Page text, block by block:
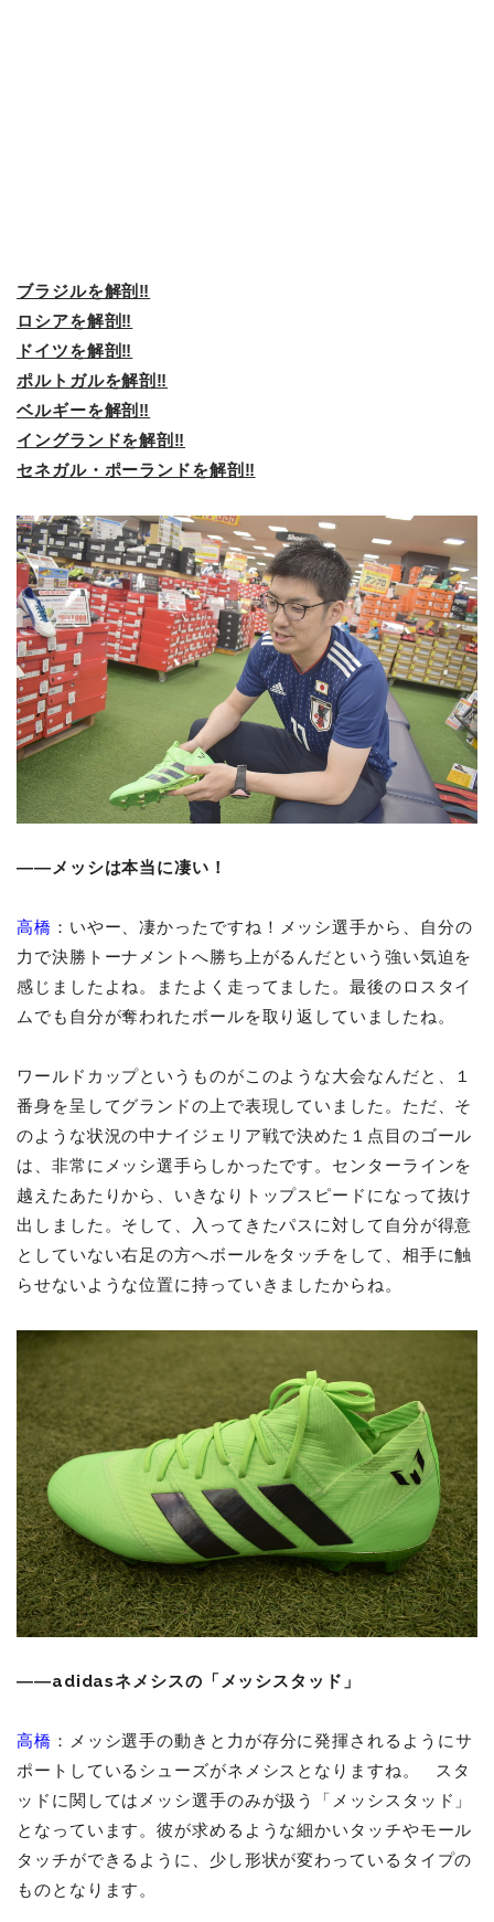
ブラジルを解剖‼︎
ロシアを解剖‼︎
ドイツを解剖‼
ポルトガルを解剖‼
ベルギーを解剖‼
イングランドを解剖‼
セネガル・ポーランドを解剖‼
――メッシは本当に凄い！
高橋 ：いやー、凄かったですね！メッシ選手から、自分の
力で決勝トーナメントへ勝ち上がるんだという強い気迫を
感じましたよね。またよく走ってました。最後のロスタイ
ムでも自分が奪われたボールを取り返していましたね。
ワールドカップというものがこのような大会なんだと、１
番身を呈してグランドの上で表現していました。ただ、そ
のような状況の中ナイジェリア戦で決めた１点目のゴール
は、非常にメッシ選手らしかったです。センターラインを
越えたあたりから、いきなりトップスピードになって抜け
出しました。そして、入ってきたパスに対して自分が得意
としていない右足の方へボールをタッチをして、相手に触
らせないような位置に持っていきましたからね。
――adidasネメシスの「メッシスタッド」
高橋 ：メッシ選手の動きと力が存分に発揮されるようにサ
ポートしているシューズがネメシスとなりますね。 スタ
ッドに関してはメッシ選手のみが扱う「メッシスタッド」
となっています。彼が求めるような細かいタッチやモール
タッチができるように、少し形状が変わっているタイプの
ものとなります。